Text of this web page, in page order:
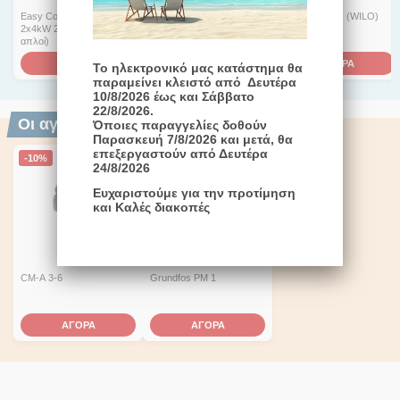
Easy Control MS-L-
2x4kW 230V (3 πλωτήρες
απλοί)
ΑΓΟΡΑ
Ηλεκτρικός πίνακας για 2
αντλίες 230V/240V
HiControl 1/FC (WILO)
ΑΓΟΡΑ
Οι αγοραστές επέλεξαν επίσης
-10% 1-3 ημέρες
CM-A 3-6
ΑΓΟΡΑ
1-3 ημέρες
Grundfos PM 1
ΑΓΟΡΑ
Το ηλεκτρονικό μας κατάστημα θα
παραμείνει κλειστό από Δευτέρα
10/8/2026 έως και Σάββατο
22/8/2026.
Όποιες παραγγελίες δοθούν
Παρασκευή 7/8/2026 και μετά, θα
επεξεργαστούν από Δευτέρα
24/8/2026
Ευχαριστούμε για την προτίμηση
και Καλές διακοπές